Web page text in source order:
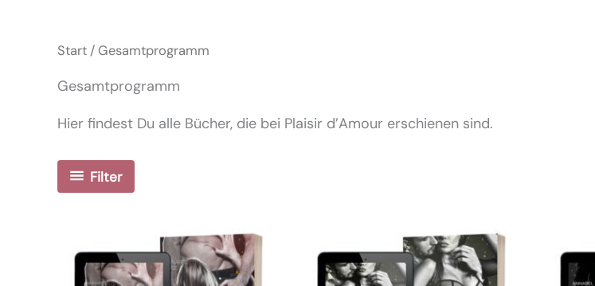
Start / Gesamtprogramm
Gesamtprogramm
Hier findest Du alle Bücher, die bei Plaisir d’Amour erschienen sind.
Filter